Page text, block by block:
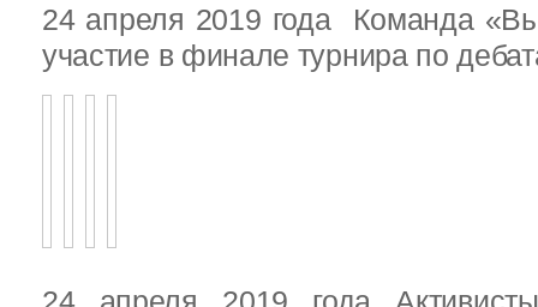
24 апреля 2019 года Команда
участие в финале турнира по